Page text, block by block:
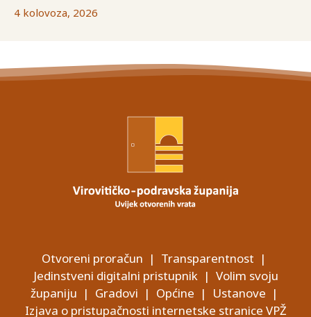
4 kolovoza, 2026
Otvoreni proračun | Transparentnost |
Jedinstveni digitalni pristupnik| Volim svoju
županiju | Gradovi | Općine | Ustanove |
Izjava o pristupačnosti internetske stranice VPŽ